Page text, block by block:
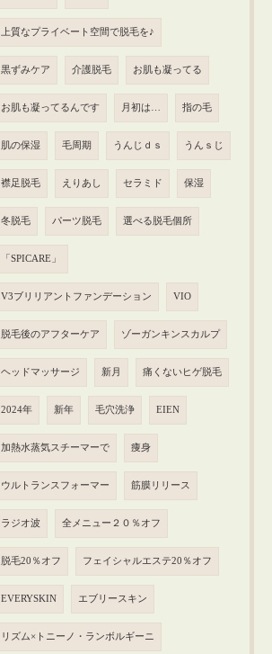
上質なプライベート空間で脱毛を♪
黒ずみケア 介護脱毛 お肌も凝ってる
お肌も凝ってるんです 月初は… 指の毛
肌の保湿 毛周期 うんじｄｓ うんｓじ
襟足脱毛 えりあし セラミド 保湿
冬脱毛 パーツ脱毛 選べる脱毛個所
「SPICARE」
V3ブリリアントファンデーション VIO
脱毛後のアフターケア ゾーガンキンスカルプ
ヘッドマッサージ 新月 痛くないヒゲ脱毛
2024年 新年 毛穴洗浄 EIEN
加熱水蒸気スチーマーで 痩身
ウルトランスフォーマー 筋膜リリース
ラジオ波 全メニュー２０％オフ
脱毛20％オフ フェイシャルエステ20％オフ
EVERYSKIN エブリースキン
リズム×トニーノ・ランボルギーニ